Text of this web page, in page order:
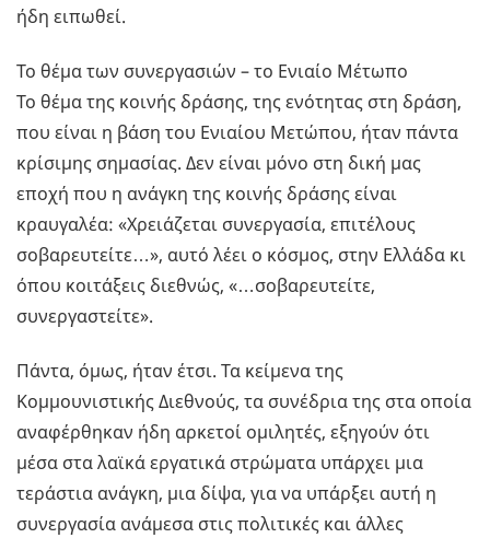
ήδη ειπωθεί.
Το θέμα των συνεργασιών – το Ενιαίο Μέτωπο
Το θέμα της κοινής δράσης, της ενότητας στη δράση,
που είναι η βάση του Ενιαίου Μετώπου, ήταν πάντα
κρίσιμης σημασίας. Δεν είναι μόνο στη δική μας
εποχή που η ανάγκη της κοινής δράσης είναι
κραυγαλέα: «Χρειάζεται συνεργασία, επιτέλους
σοβαρευτείτε…», αυτό λέει ο κόσμος, στην Ελλάδα κι
όπου κοιτάξεις διεθνώς, «…σοβαρευτείτε,
συνεργαστείτε».
Πάντα, όμως, ήταν έτσι. Τα κείμενα της
Κομμουνιστικής Διεθνούς, τα συνέδρια της στα οποία
αναφέρθηκαν ήδη αρκετοί ομιλητές, εξηγούν ότι
μέσα στα λαϊκά εργατικά στρώματα υπάρχει μια
τεράστια ανάγκη, μια δίψα, για να υπάρξει αυτή η
συνεργασία ανάμεσα στις πολιτικές και άλλες